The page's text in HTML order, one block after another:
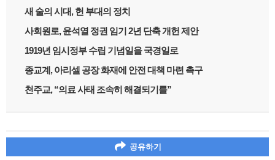
새 술의 시대, 헌 부대의 정치
사회원로, 윤석열 정권 임기 2년 단축 개헌 제안
1919년 임시정부 수립 기념일을 국경일로
종교계, 아리셀 공장 화재에 안전 대책 마련 촉구
천주교, “의료 사태 조속히 해결되기를”
공유하기